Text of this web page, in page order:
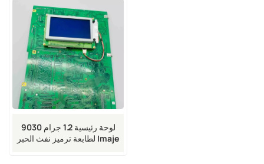
لوحة رئيسية 1.2 جرام 9030
لطابعة ترميز نفث الحبر Imaje